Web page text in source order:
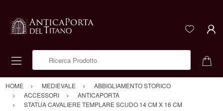
HOME MEDIEVALE
ABBIGLIAMENTO STORICO
ACCESSORI
ANTICAPORTA
STATUA CAVALIERE TEMPLARE SCUDO 14 CM X 16 CM